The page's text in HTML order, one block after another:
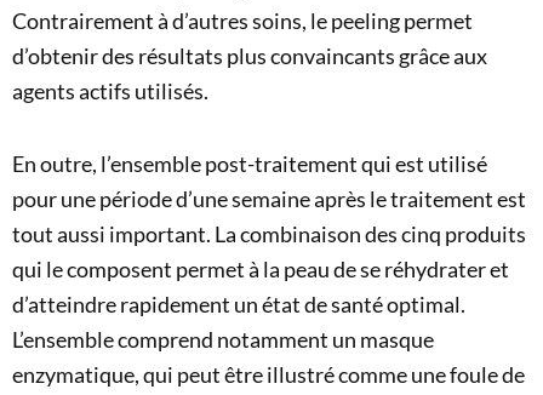
Contrairement à d’autres soins, le peeling permet
d’obtenir des résultats plus convaincants grâce aux
agents actifs utilisés.
En outre, l’ensemble post-traitement qui est utilisé
pour une période d’une semaine après le traitement est
tout aussi important. La combinaison des cinq produits
qui le composent permet à la peau de se réhydrater et
d’atteindre rapidement un état de santé optimal.
L’ensemble comprend notamment un masque
enzymatique, qui peut être illustré comme une foule de